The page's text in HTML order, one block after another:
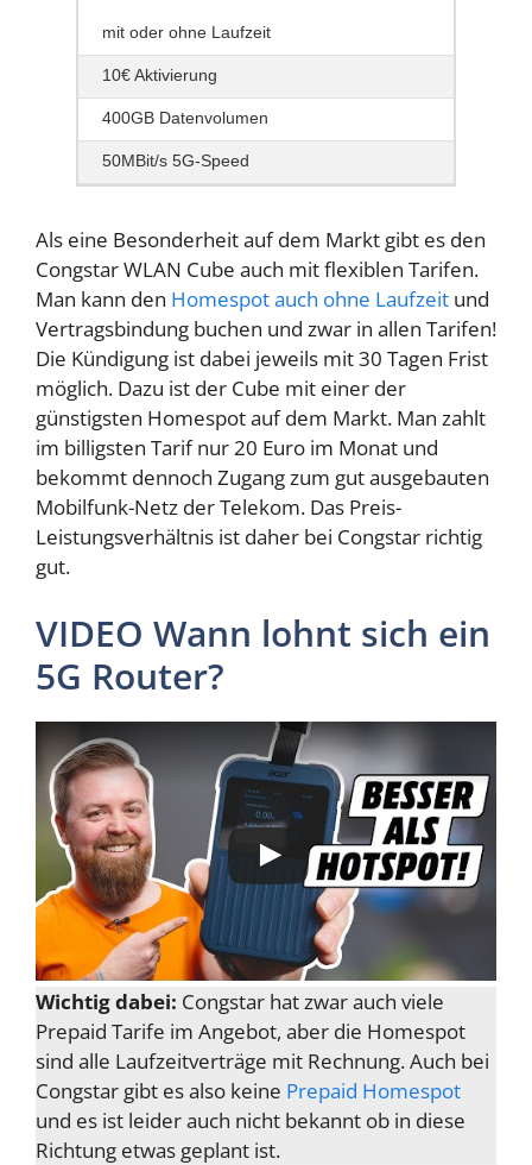
mit oder ohne Laufzeit
10€ Aktivierung
400GB Datenvolumen
50MBit/s 5G-Speed
Als eine Besonderheit auf dem Markt gibt es den
Congstar WLAN Cube auch mit flexiblen Tarifen.
Man kann den Homespot auch ohne Laufzeit und
Vertragsbindung buchen und zwar in allen Tarifen!
Die Kündigung ist dabei jeweils mit 30 Tagen Frist
möglich. Dazu ist der Cube mit einer der
günstigsten Homespot auf dem Markt. Man zahlt
im billigsten Tarif nur 20 Euro im Monat und
bekommt dennoch Zugang zum gut ausgebauten
Mobilfunk-Netz der Telekom. Das Preis-
Leistungsverhältnis ist daher bei Congstar richtig
gut.
VIDEO Wann lohnt sich ein
5G Router?
Wichtig dabei: Congstar hat zwar auch viele
Prepaid Tarife im Angebot, aber die Homespot
sind alle Laufzeitverträge mit Rechnung. Auch bei
Congstar gibt es also keine Prepaid Homespot
und es ist leider auch nicht bekannt ob in diese
Richtung etwas geplant ist.